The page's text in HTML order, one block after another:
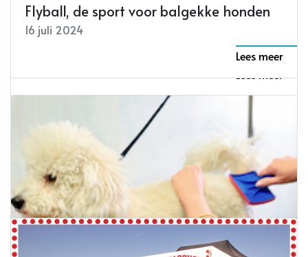
Durf maakt drie namen bekend van de
nieuwe lijst
Lees meer
Flyball, de sport voor balgekke honden
16 juli 2024
Lees meer